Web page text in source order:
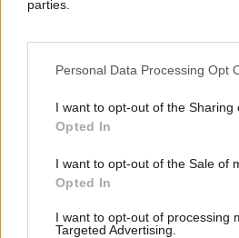
parties.
Personal Data Processing Opt
I want to opt-out of the Sharing
Opted In
I want to opt-out of the Sale of
Opted In
I want to opt-out of processing
Targeted Advertising.
Reklama